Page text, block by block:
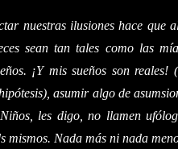
nuestras ilusiones hace que
sean tan tales como las
¡Y mis sueños son reales!
asumir algo de
les digo, no llamen
mismos. Nada más ni nada